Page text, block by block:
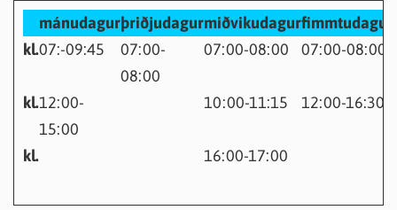
mánudagurþriðjudagurmiðvikudagurfimmtudagur
kl.07:-09:45
07:00-
08:00
07:00-08:00 07:00-08:00
kl.12:00-
15:00
10:00-11:15 12:00-16:30
kl. 16:00-17:00